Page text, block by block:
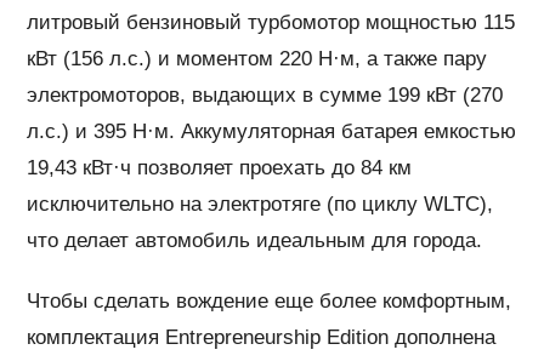
литровый бензиновый турбомотор мощностью 115
кВт (156 л.с.) и моментом 220 Н·м, а также пару
электромоторов, выдающих в сумме 199 кВт (270
л.с.) и 395 Н·м. Аккумуляторная батарея емкостью
19,43 кВт·ч позволяет проехать до 84 км
исключительно на электротяге (по циклу WLTC),
что делает автомобиль идеальным для города.
Чтобы сделать вождение еще более комфортным,
комплектация Entrepreneurship Edition дополнена